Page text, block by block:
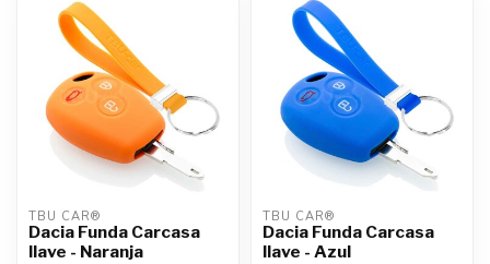
TBU CAR®
Dacia Funda Carcasa
llave - Naranja
TBU CAR®
Dacia Funda Carcasa
llave - Azul